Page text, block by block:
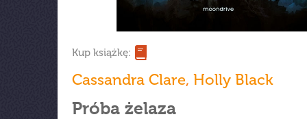
Kup książkę:
Cassandra Clare, Holly Black
Próba żelaza